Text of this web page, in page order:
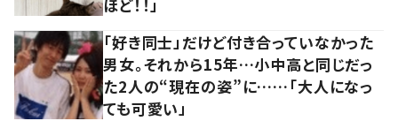
ほど！！」
「好き同士」だけど付き合っていなかった
男女。それから15年…小中高と同じだっ
た2人の“現在の姿”に……「大人になっ
ても可愛い」